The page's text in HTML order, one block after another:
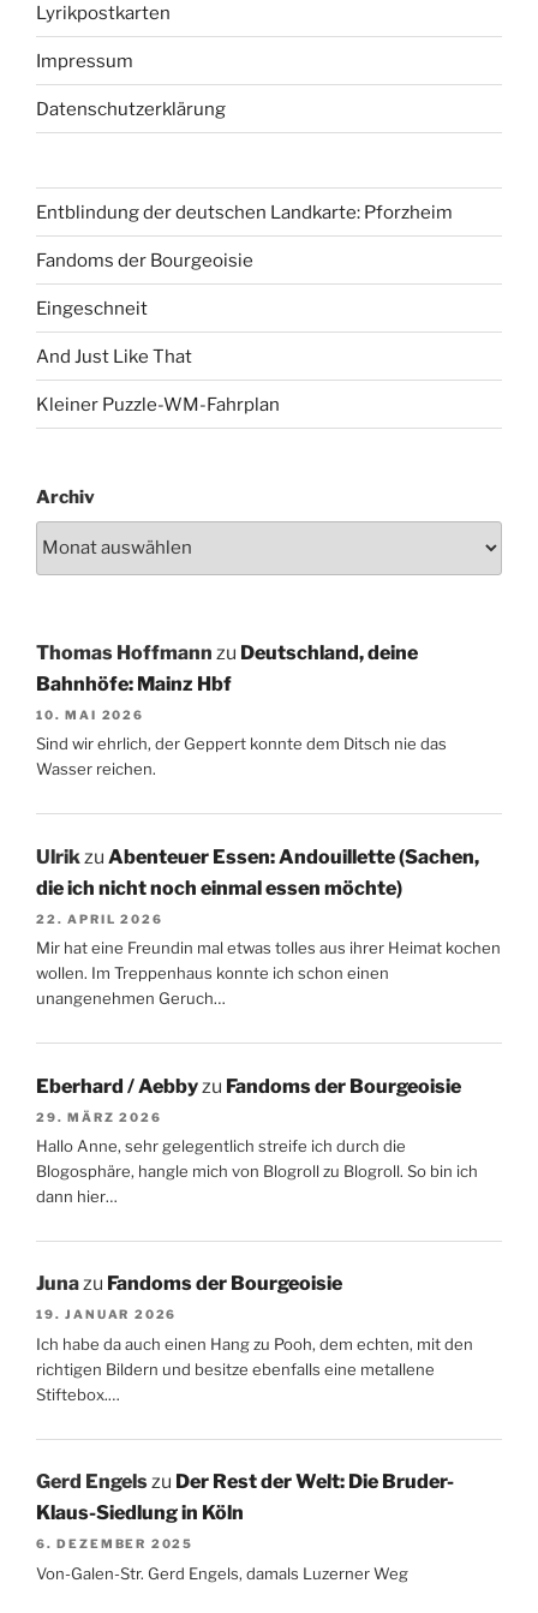
Lyrikpostkarten
Impressum
Datenschutzerklärung
Entblindung der deutschen Landkarte: Pforzheim
Fandoms der Bourgeoisie
Eingeschneit
And Just Like That
Kleiner Puzzle-WM-Fahrplan
Archiv
Thomas Hoffmann zu Deutschland, deine
Bahnhöfe: Mainz Hbf
10. MAI 2026
Sind wir ehrlich, der Geppert konnte dem Ditsch nie das
Wasser reichen.
Ulrikzu Abenteuer Essen: Andouillette (Sachen,
die ich nicht noch einmal essen möchte)
22. APRIL 2026
Mir hat eine Freundin mal etwas tolles aus ihrer Heimat kochen
wollen. Im Treppenhaus konnte ich schon einen
unangenehmen Geruch…
Eberhard / Aebby zu Fandoms der Bourgeoisie
29. MÄRZ 2026
Hallo Anne, sehr gelegentlich streife ich durch die
Blogosphäre, hangle mich von Blogroll zu Blogroll. So bin ich
dann hier…
Junazu Fandoms der Bourgeoisie
19. JANUAR 2026
Ich habe da auch einen Hang zu Pooh, dem echten, mit den
richtigen Bildern und besitze ebenfalls eine metallene
Stiftebox.…
Gerd Engelszu Der Rest der Welt: Die Bruder-
Klaus-Siedlung in Köln
6. DEZEMBER 2025
Von-Galen-Str. Gerd Engels, damals Luzerner Weg